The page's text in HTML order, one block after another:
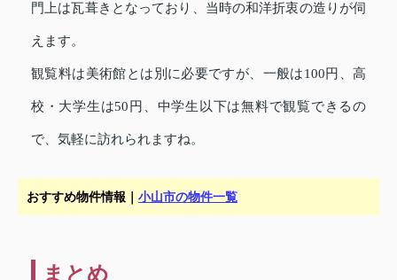
門上は瓦葺きとなっており、当時の和洋折衷の造りが伺
えます。
観覧料は美術館とは別に必要ですが、一般は100円、高
校・大学生は50円、中学生以下は無料で観覧できるの
で、気軽に訪れられますね。
おすすめ物件情報｜ 小山市の物件一覧
まとめ